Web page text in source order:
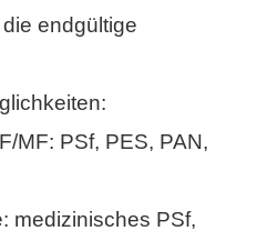
endgültige
MF: PSf, PES, PAN,
medizinisches PSf,